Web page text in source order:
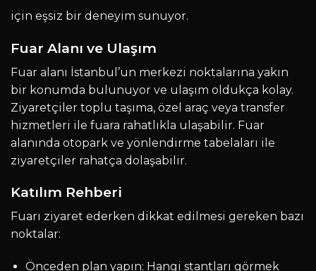
için eşsiz bir deneyim sunuyor.
Fuar Alanı ve Ulaşım
Fuar alanı İstanbul’un merkezi noktalarına yakın
bir konumda bulunuyor ve ulaşım oldukça kolay.
Ziyaretçiler toplu taşıma, özel araç veya transfer
hizmetleri ile fuara rahatlıkla ulaşabilir. Fuar
alanında otopark ve yönlendirme tabelaları ile
ziyaretçiler rahatça dolaşabilir.
Katılım Rehberi
Fuarı ziyaret ederken dikkat edilmesi gereken bazı
noktalar:
Önceden plan yapın: Hangi stantları görmek